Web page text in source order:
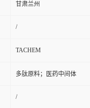
甘肃兰州
/
TACHEM
多肽原料；医药中间体
/